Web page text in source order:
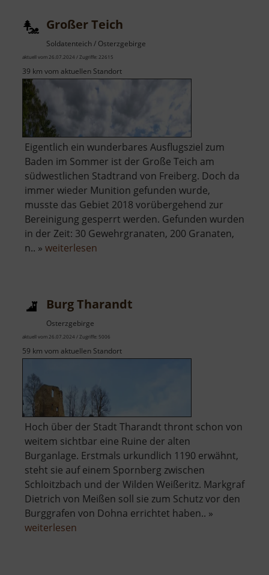
Großer Teich
Soldatenteich / Osterzgebirge
aktuell vom 26.07.2024 / Zugriffe: 22615
39 km vom aktuellen Standort
Eigentlich ein wunderbares Ausflugsziel zum
Baden im Sommer ist der Große Teich am
südwestlichen Stadtrand von Freiberg. Doch da
immer wieder Munition gefunden wurde,
musste das Gebiet 2018 vorübergehend zur
Bereinigung gesperrt werden. Gefunden wurden
in der Zeit: 30 Gewehrgranaten, 200 Granaten,
n.. » weiterlesen
Burg Tharandt
Osterzgebirge
aktuell vom 26.07.2024 / Zugriffe: 5006
59 km vom aktuellen Standort
Hoch über der Stadt Tharandt thront schon von
weitem sichtbar eine Ruine der alten
Burganlage. Erstmals urkundlich 1190 erwähnt,
steht sie auf einem Spornberg zwischen
Schloitzbach und der Wilden Weißeritz. Markgraf
Dietrich von Meißen soll sie zum Schutz vor den
Burggrafen von Dohna errichtet haben.. »
weiterlesen